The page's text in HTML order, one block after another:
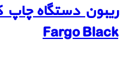
Fargo Black